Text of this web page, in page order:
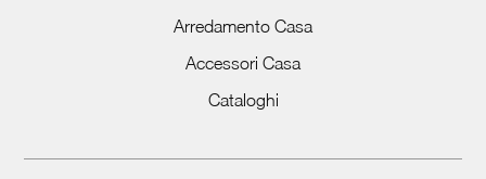
Arredamento Casa
Accessori Casa
Cataloghi